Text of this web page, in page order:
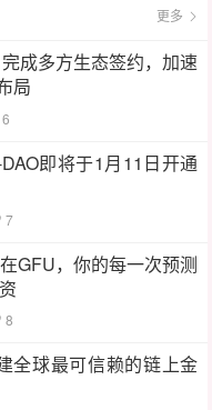
更多
成多方生态签约，加速
局
6
即将于1月11日开通
7
GFU，你的每一次预测
8
全球最可信赖的链上金